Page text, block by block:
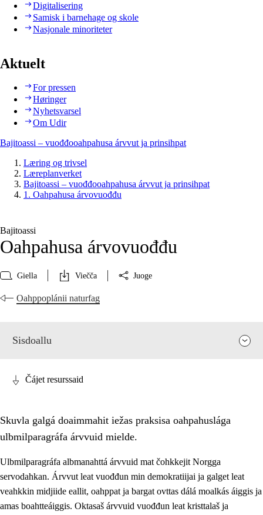
Digitalisering
Samisk i barnehage og skole
Nasjonale minoriteter
Aktuelt
For pressen
Høringer
Nyhetsvarsel
Om Udir
Bajitoassi – vuođđooahpahusa árvvut ja prinsihpat
Læring og trivsel
Læreplanverket
Bajitoassi – vuođđooahpahusa árvvut ja prinsihpat
1. Oahpahusa árvovuođđu
Bajitoassi
Oahpahusa árvovuođđu
Giella Viečča Juoge
Oahppoplánii naturfag
Sisdoallu
1. Oahpahusa árvovuođđu
Čájet resurssaid
Skuvla galgá doaimmahit iežas praksisa oahpahuslága
ulbmilparagráfa árvvuid mielde.
Ulbmilparagráfa albmanahttá árvvuid mat čohkkejit Norgga
servodahkan. Árvvut leat vuođđun min demokratiijai ja galget leat
veahkkin midjiide eallit, oahppat ja bargat ovttas dálá moalkás áiggis ja
amas boahtteáiggis. Oktasaš árvvuid vuođđun leat kristtalaš ja